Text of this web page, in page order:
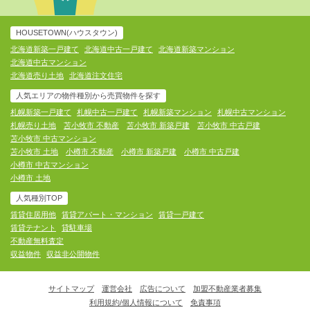
HOUSETOWN(ハウスタウン)
北海道新築一戸建て
北海道中古一戸建て
北海道新築マンション
北海道中古マンション
北海道売り土地
北海道注文住宅
人気エリアの物件種別から売買物件を探す
札幌新築一戸建て
札幌中古一戸建て 札幌新築マンション
札幌中古マンション
札幌売り土地
苫小牧市 不動産 苫小牧市 新築戸建
苫小牧市 中古戸建
苫小牧市 中古マンション
苫小牧市 土地
小樽市 不動産 小樽市 新築戸建
小樽市 中古戸建
小樽市 中古マンション
小樽市 土地
人気種別TOP
賃貸住居用他
賃貸アパート・マンション
賃貸一戸建て
賃貸テナント
貸駐車場
不動産無料査定
収益物件
収益非公開物件
サイトマップ 運営会社 広告について
加盟不動産業者募集
利用規約/個人情報について
免責事項